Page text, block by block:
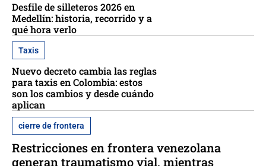
Desfile de silleteros 2026 en
Medellín: historia, recorrido y a
qué hora verlo
Taxis
Nuevo decreto cambia las reglas
para taxis en Colombia: estos
son los cambios y desde cuándo
aplican
cierre de frontera
Restricciones en frontera venezolana
generan traumatismo vial, mientras